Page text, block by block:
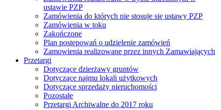
ustawie PZP
Zamówienia do których nie stosuje się ustawy PZP
Zamówienia w toku
Zakończone
Plan postępowań o udzielenie zamówień
Zamowienia realizowane przez innych Zamawiających
Przetargi
Dotyczące dzierżawy gruntów
Dotyczące najmu lokali użytkowych
Dotyczące sprzedaży nieruchomości
Pozostałe
Przetargi Archiwalne do 2017 roku